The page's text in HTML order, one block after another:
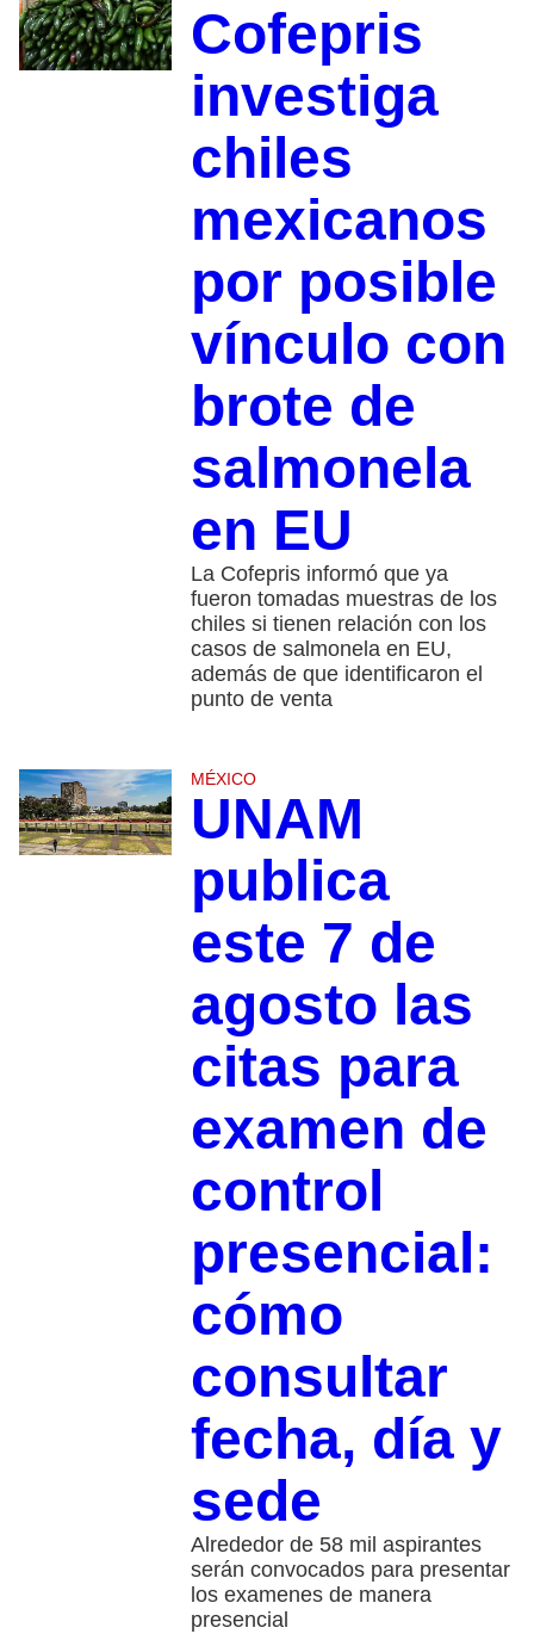
Cofepris
investiga
chiles
mexicanos
por posible
vínculo con
brote de
salmonela
en EU
La Cofepris informó que ya
fueron tomadas muestras de los
chiles si tienen relación con los
casos de salmonela en EU,
además de que identificaron el
punto de venta
MÉXICO
UNAM
publica
este 7 de
agosto las
citas para
examen de
control
presencial:
cómo
consultar
fecha, día y
sede
Alrededor de 58 mil aspirantes
serán convocados para presentar
los examenes de manera
presencial